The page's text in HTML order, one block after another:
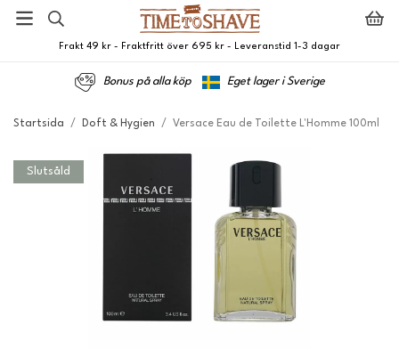
Frakt 49 kr - Fraktfritt över 695 kr - Leveranstid 1-3 dagar
Bonus på alla köp Eget lager i Sverige
Startsida / Doft & Hygien / Versace Eau de Toilette L'Homme 100ml
Slutsåld